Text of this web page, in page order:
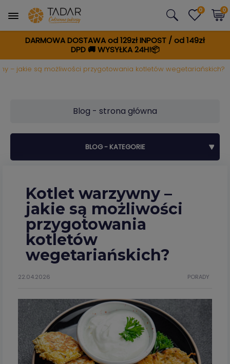
DARMOWA DOSTAWA od 129zł INPOST / od 149zł
DPD🚚WYSYŁKA 24H!📦
0 0
– jakie są możliwości przygotowania kotletów wegetariańskich?
BLOG - KATEGORIE
Blog - strona główna
Kotlet warzywny –
jakie są możliwości
przygotowania
kotletów
wegetariańskich?
PORADY
22.04.2026